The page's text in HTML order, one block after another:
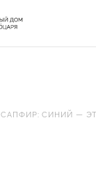
САПФИР: СИНИЙ —